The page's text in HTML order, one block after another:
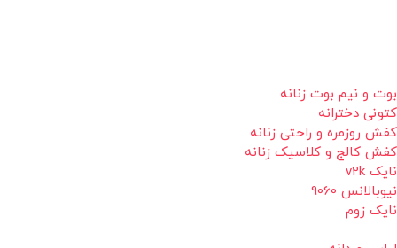
بوت و نیم بوت زنانه
کتونی دخترانه
کفش روزمره و راحتی زنانه
کفش کالج و کلاسیک زنانه
نایک v2k
نیوبالانس 9060
نایک زوم